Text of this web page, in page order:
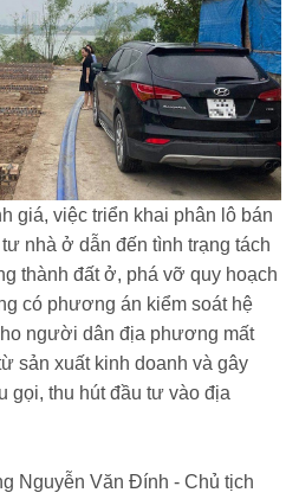
giá, việc triển khai phân lô bán
nhà ở dẫn đến tình trạng tách
thành đất ở, phá vỡ quy hoạch
có phương án kiểm soát hệ
người dân địa phương mất
sản xuất kinh doanh và gây
gọi, thu hút đầu tư vào địa
Nguyễn Văn Đính - Chủ tịch